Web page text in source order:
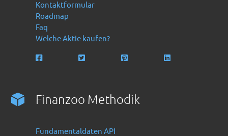
Kontaktformular
Roadmap
Faq
Welche Aktie kaufen?
Finanzoo Methodik
Fundamentaldaten API